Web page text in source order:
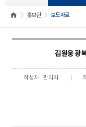
홍보관 보도자료
김원웅 광
작성자 : 관리자